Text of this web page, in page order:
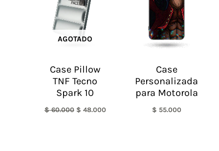
AGOTADO
Case Pillow
TNF Tecno
Spark 10
$60.000 $ 48.000
Case
Personalizada
para Motorola
$ 55.000